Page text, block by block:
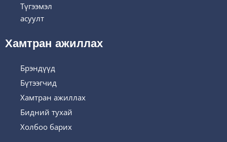
Түгээмэл
асуулт
Хамтран ажиллах
Брэндүүд
Бүтээгчид
Хамтран ажиллах
Бидний тухай
Холбоо барих